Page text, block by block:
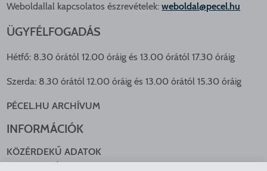
Weboldallal kapcsolatos észrevételek:weboldal@pecel.hu
ÜGYFÉLFOGADÁS
Hétfő: 8.30 órától 12.00 óráig és 13.00 órától 17.30 óráig
Szerda: 8.30 órától 12.00 óráig és 13.00 órától 15.30 óráig
PÉCEL.HU ARCHÍVUM
INFORMÁCIÓK
KÖZÉRDEKŰ ADATOK